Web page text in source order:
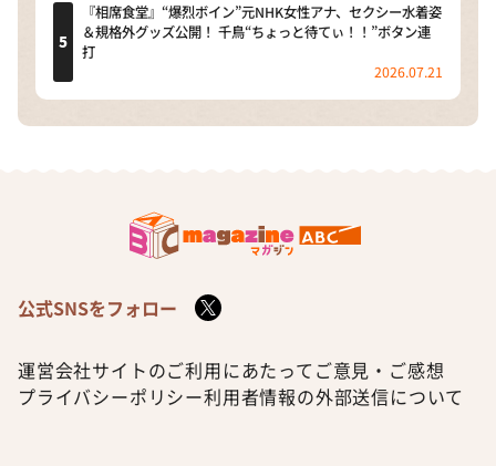
『相席食堂』“爆烈ボイン”元NHK女性アナ、セクシー水着姿
＆規格外グッズ公開！ 千鳥“ちょっと待てぃ！！”ボタン連
打
2026.07.21
公式SNSをフォロー
運営会社サイトのご利用にあたって ご意見・ご感想
プライバシーポリシー利用者情報の外部送信について